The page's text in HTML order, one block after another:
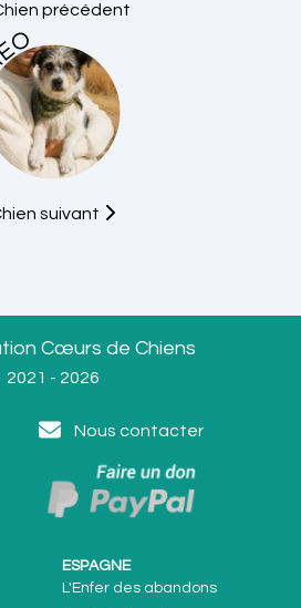
précédent
suivant
Cœurs de Chiens
2021 - 2026
Nous contacter
ESPAGNE
L'Enfer des abandons